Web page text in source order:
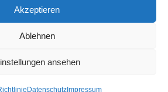
Akzeptieren
Ablehnen
ansehen
Datenschutz Impressum
Widerruf
2024 by Markus Komposch
by www.vivid-curls.de - All rights
respective owners / companies.